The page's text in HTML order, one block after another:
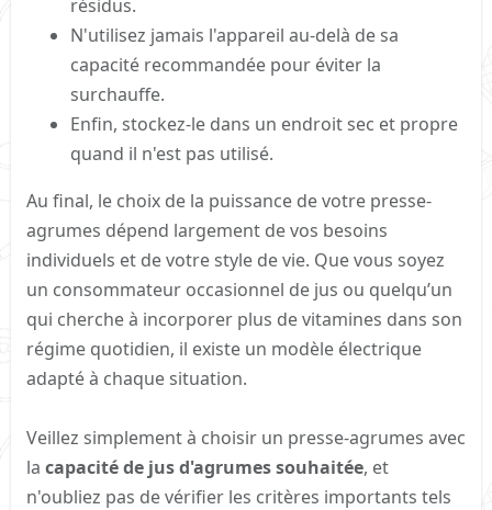
résidus.
N'utilisez jamais l'appareil au-delà de sa
capacité recommandée pour éviter la
surchauffe.
Enfin, stockez-le dans un endroit sec et propre
quand il n'est pas utilisé.
Au final, le choix de la puissance de votre presse-
agrumes dépend largement de vos besoins
individuels et de votre style de vie. Que vous soyez
un consommateur occasionnel de jus ou quelqu’un
qui cherche à incorporer plus de vitamines dans son
régime quotidien, il existe un modèle électrique
adapté à chaque situation.
Veillez simplement à choisir un presse-agrumes avec
la capacité de jus d'agrumes souhaitée, et
n'oubliez pas de vérifier les critères importants tels